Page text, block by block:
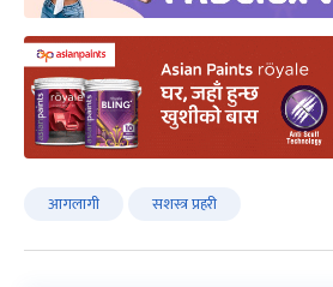
आगलागी सशस्त्र प्रहरी